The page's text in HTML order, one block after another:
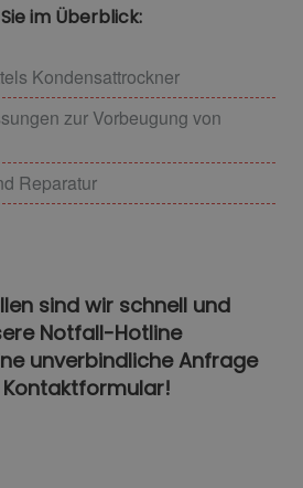
im Überblick:
Kondensattrockner
zur Vorbeugung von
Reparatur
sind wir schnell und
Notfall-Hotline
unverbindliche Anfrage
Kontaktformular!